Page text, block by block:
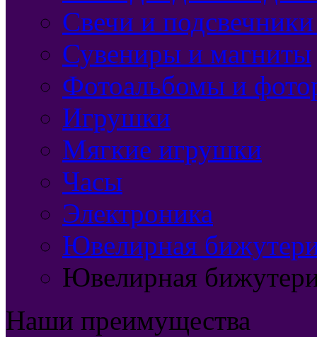
Свечи и
Сувениры и магниты
Фотоальбомы и
Игрушки
Мягкие игрушки
Часы
Электроника
Ювелирная
Ювелирная
Наши преимущества